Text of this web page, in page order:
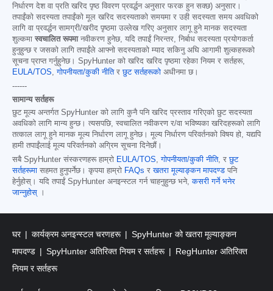
निर्धारण देश वा प्रति खरिद पृष्ठ विवरण प्रवर्द्धन अनुसार फरक हुन सक्छ) अनुसार।
तपाईंको सदस्यता तपाईंको मूल खरिद सदस्यताको समयमा र उही सदस्यता समय अवधिको
लागि वा प्रवर्द्धन सामग्री/खरीद पृष्ठमा उल्लेख गरिए अनुसार लागू हुने मानक सदस्यता
शुल्कमा स्वचालित रूपमानवीकरण हुनेछ, यदि तपाईं निरन्तर, निर्बाध सदस्यता प्रयोगकर्ता
हुनुहुन्छ र जसको लागि तपाईंले आफ्नो सदस्यताको म्याद सकिनु अघि आगामी शुल्कहरूको
सूचना प्राप्त गर्नुहुनेछ। SpyHunter को खरिद खरिद पृष्ठमा रहेका नियम र सर्तहरू,
EULA/TOS,गोपनीयता/कुकी नीतिरछुट सर्तहरूको अधीनमा छ।
------
सामान्य सर्तहरू
छुट मूल्य अन्तर्गत SpyHunter को लागि कुनै पनि खरिद प्रस्ताव गरिएको छुट सदस्यता
अवधिको लागि मान्य हुन्छ। त्यसपछि, स्वचालित नवीकरण र/वा भविष्यका खरिदहरूको लागि
तत्काल लागू हुने मानक मूल्य निर्धारण लागू हुनेछ। मूल्य निर्धारण परिवर्तनको विषय हो, यद्यपि
हामी तपाईंलाई मूल्य परिवर्तनको अग्रिम सूचना दिनेछौं।
सबै SpyHunter संस्करणहरू हाम्रो EULA/TOS,गोपनीयता/कुकी नीति, रछुट
सर्तहरूमा सहमत हुनुपर्नेछ। कृपया हाम्रो FAQs रखतरा मूल्याङ्कन मापदण्ड पनि
हेर्नुहोस्। यदि तपाईं SpyHunter अनइन्स्टल गर्न चाहनुहुन्छ भने,कसरी गर्ने भनेर
जान्नुहोस् ।
घर कार्यक्रम अनइन्स्टल चरणहरू
SpyHunter को खतरा मूल्याङ्कन
मापदण्ड
SpyHunter अतिरिक्त नियम र सर्तहरू
RegHunter अतिरिक्त
नियम र सर्तहरू